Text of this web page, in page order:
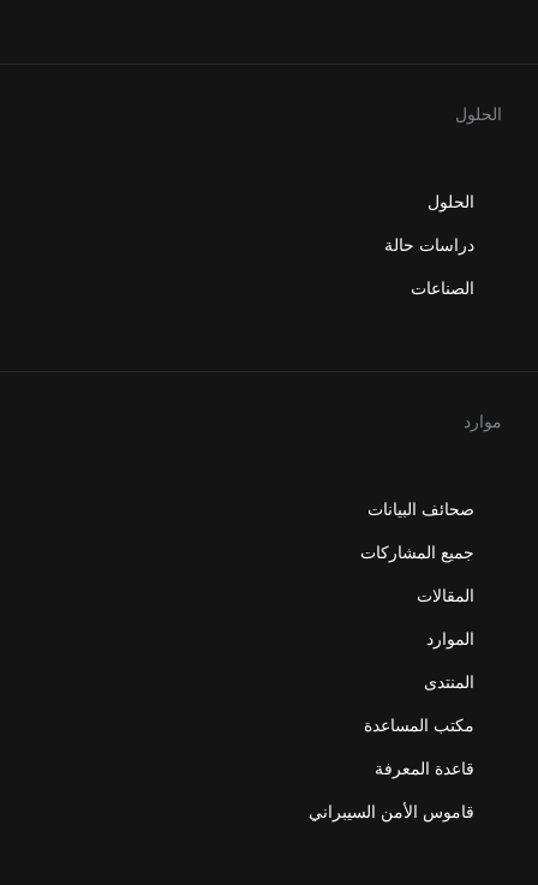
الحلول
الحلول
دراسات حالة
الصناعات
موارد
صحائف البيانات
جميع المشاركات
المقالات
الموارد
المنتدى
مكتب المساعدة
قاعدة المعرفة
قاموس الأمن السيبراني